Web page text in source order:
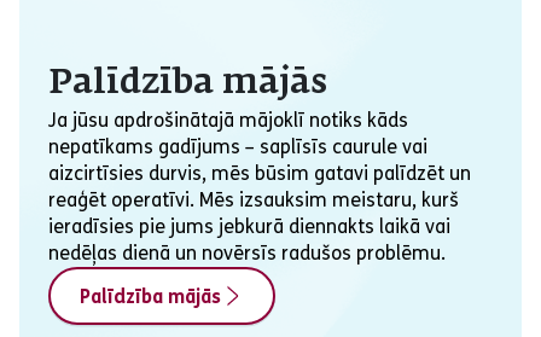
Palīdzība mājās
Ja jūsu apdrošinātajā mājoklī notiks kāds
nepatīkams gadījums – saplīsīs caurule vai
aizcirtīsies durvis, mēs būsim gatavi palīdzēt un
reaģēt operatīvi. Mēs izsauksim meistaru, kurš
ieradīsies pie jums jebkurā diennakts laikā vai
nedēļas dienā un novērsīs radušos problēmu.
Palīdzība mājās